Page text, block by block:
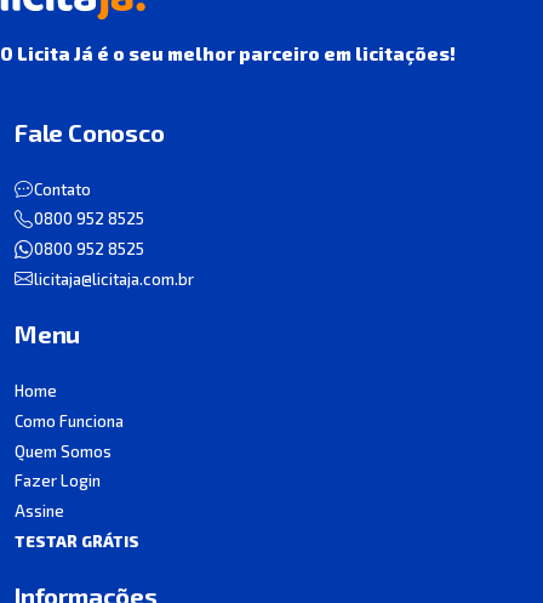
O Licita Já é o seu melhor parceiro em licitações!
Fale Conosco
Contato
0800 952 8525
0800 952 8525
licitaja@licitaja.com.br
Menu
Home
Como Funciona
Quem Somos
Fazer Login
Assine
TESTAR GRÁTIS
Informações